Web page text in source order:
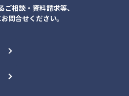
ご相談・資料請求等、
問合せください。